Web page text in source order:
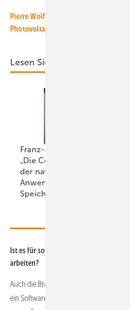
Pierre Wolfram von IBC Solar: „Wir
Photovoltaik spezifische Know-how“
Lesen Sie auch:
Franz-Josef Feilmeier:
„Die Co-Location ist
der natürliche
Anwendungsfall für
Speicher“
Ist es für solche Fachkräfte wichtig, in
arbeiten?
Auch die Branche, in der ein Ingenieur,
ein Softwareentwickler arbeitet, ist von